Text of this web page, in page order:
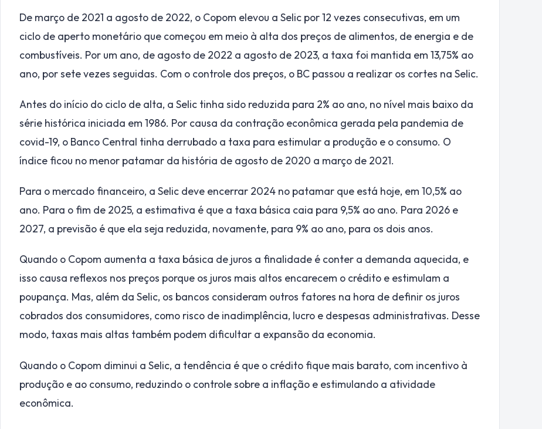
De março de 2021 a agosto de 2022, o Copom elevou a Selic por 12 vezes consecutivas, em um
ciclo de aperto monetário que começou em meio à alta dos preços de alimentos, de energia e de
combustíveis. Por um ano, de agosto de 2022 a agosto de 2023, a taxa foi mantida em 13,75% ao
ano, por sete vezes seguidas. Com o controle dos preços, o BC passou a realizar os cortes na Selic.
Antes do início do ciclo de alta, a Selic tinha sido reduzida para 2% ao ano, no nível mais baixo da
série histórica iniciada em 1986. Por causa da contração econômica gerada pela pandemia de
covid-19, o Banco Central tinha derrubado a taxa para estimular a produção e o consumo. O
índice ficou no menor patamar da história de agosto de 2020 a março de 2021.
Para o mercado financeiro, a Selic deve encerrar 2024 no patamar que está hoje, em 10,5% ao
ano. Para o fim de 2025, a estimativa é que a taxa básica caia para 9,5% ao ano. Para 2026 e
2027, a previsão é que ela seja reduzida, novamente, para 9% ao ano, para os dois anos.
Quando o Copom aumenta a taxa básica de juros a finalidade é conter a demanda aquecida, e
isso causa reflexos nos preços porque os juros mais altos encarecem o crédito e estimulam a
poupança. Mas, além da Selic, os bancos consideram outros fatores na hora de definir os juros
cobrados dos consumidores, como risco de inadimplência, lucro e despesas administrativas. Desse
modo, taxas mais altas também podem dificultar a expansão da economia.
Quando o Copom diminui a Selic, a tendência é que o crédito fique mais barato, com incentivo à
produção e ao consumo, reduzindo o controle sobre a inflação e estimulando a atividade
econômica.